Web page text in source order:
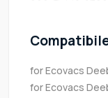
for Ecovacs
for Ecovacs